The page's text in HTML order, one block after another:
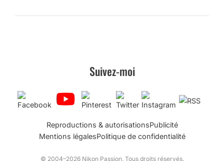
Suivez-moi
Reproductions & autorisationsPublicité
Mentions légalesPolitique de confidentialité
© 2004–2026 Nikon Passion. Tous droits réservés.